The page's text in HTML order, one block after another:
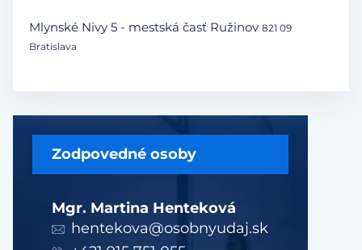
Zodpovedné osoby
Mgr. Martina Henteková
hentekova@osobnyudaj.sk
Mlynské Nivy 5 - mestská časť Ružinov 821 09
Bratislava